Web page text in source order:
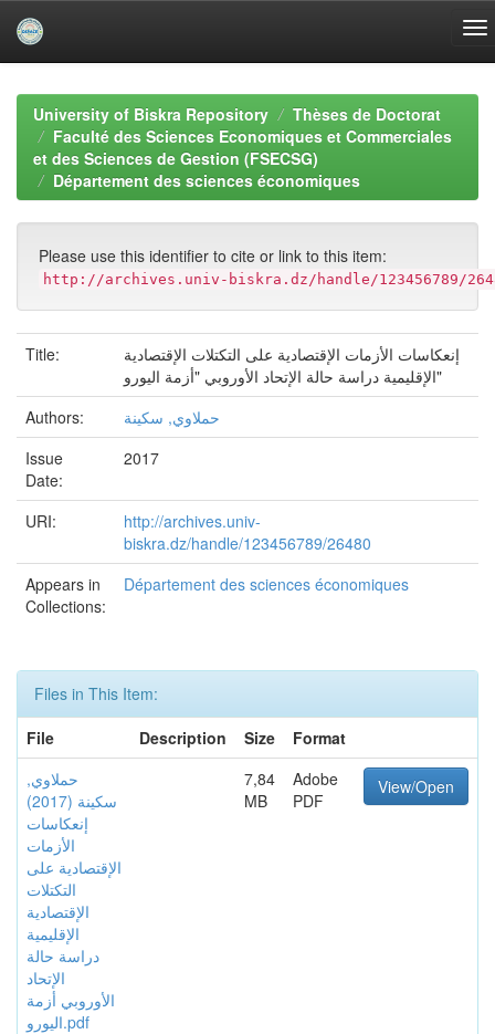
navigationUniversity of Biskra Repository
Thèses de Doctorat
Faculté des Sciences Economiques et Commerciales
et des Sciences de Gestion (FSECSG)
Département des sciences économiques
Please use this identifier to cite or link to this item:
http://archives.univ-biskra.dz/handle/123456789/
Title:
إنعكاسات الأزمات الإقتصادية على التكتلات الإقتصادية
الإقليمية دراسة حالة الإتحاد الأوروبي "أزمة اليورو"
Authors:
حملاوي, سكينة
Issue
Date:
2017
URI:
http://archives.univ-
biskra.dz/handle/123456789/26480
Appears in
Collections:
Département des sciences économiques
Files in This Item:
File
Description Size
Format
حملاوي,
سكينة (2017)
إنعكاسات
الأزمات
الإقتصادية على
التكتلات
الإقتصادية
الإقليمية
دراسة حالة
الإتحاد
الأوروبي أزمة
اليورو.pdf
7,84
MB
Adobe
PDF
View/Open